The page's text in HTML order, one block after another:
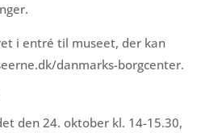
i entré til museet, der kan
danmarks-borgcenter.
den 24. oktober kl. 14-15.30,